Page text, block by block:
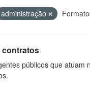
administração
contratos
públicos que